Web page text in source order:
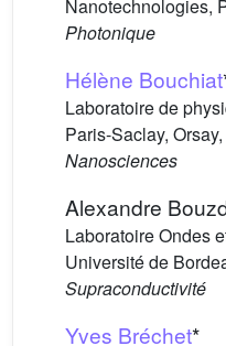
Nanotechnologies,
Photonique
Hélène Bouchiat
Laboratoire de
Paris-Saclay,
Nanosciences
Alexandre
Laboratoire Ondes
Université de
Supraconductivité
Yves Bréchet*